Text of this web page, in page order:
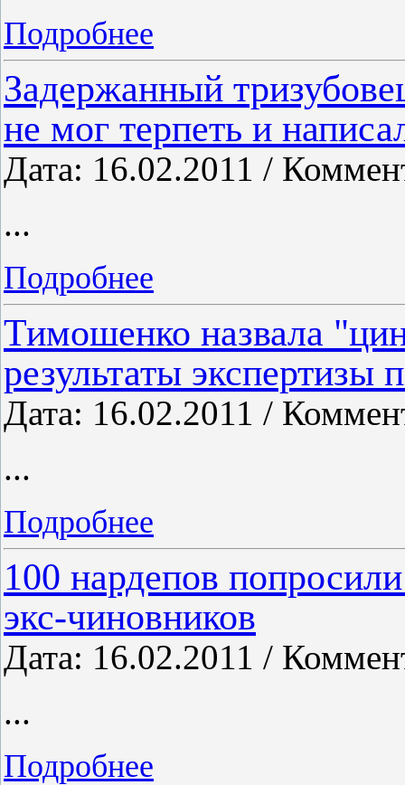
Подробнее
Задержанный
не мог терпеть и
Дата: 16.02.2011 /
...
Подробнее
Тимошенко назвала
результаты экспертизы
Дата: 16.02.2011 /
...
Подробнее
100 нардепов
экс-чиновников
Дата: 16.02.2011 /
...
Подробнее